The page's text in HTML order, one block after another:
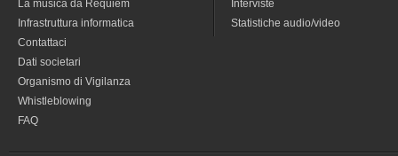
La musica da Requiem
Infrastruttura informatica
Contattaci
Dati societari
Organismo di Vigilanza
Whistleblowing
FAQ
Interviste
Statistiche audio/video